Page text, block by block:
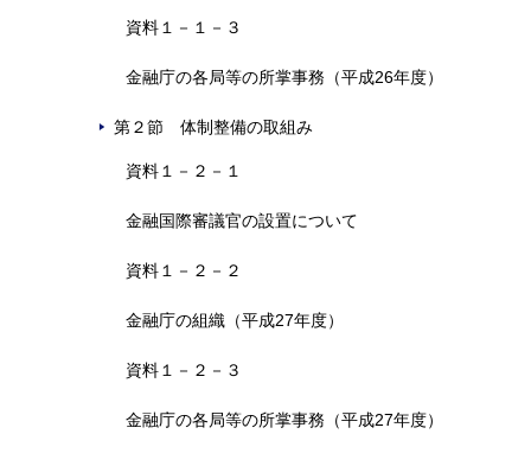
資料１－１－３
金融庁の各局等の所掌事務（平成26年度）
第２節 体制整備の取組み
資料１－２－１
金融国際審議官の設置について
資料１－２－２
金融庁の組織（平成27年度）
資料１－２－３
金融庁の各局等の所掌事務（平成27年度）